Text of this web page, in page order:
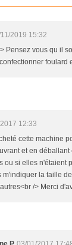
2019 15:32
Pensez vous qu il
foulard
12:33
cette machine
et en
ou si elles n'étaient
m'indiquer la taille
/> Merci